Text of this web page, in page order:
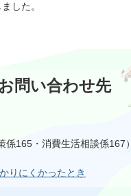
した。
問い合わせ先
係165・消費生活相談係167）
りにくかったとき